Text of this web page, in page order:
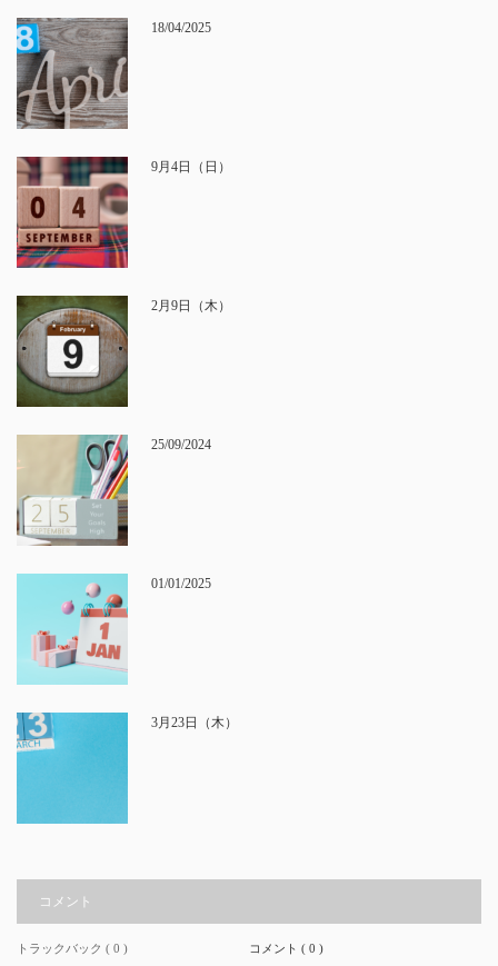
18/04/2025
9月4日（日）
2月9日（木）
25/09/2024
01/01/2025
3月23日（木）
コメント
トラックバック ( 0 ) コメント ( 0 )